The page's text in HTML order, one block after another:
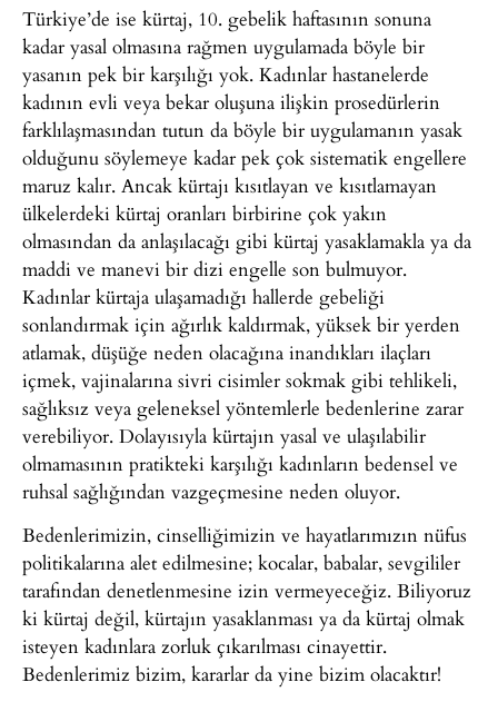
Türkiye’de ise kürtaj, 10. gebelik haftasının sonuna
kadar yasal olmasına rağmen uygulamada böyle bir
yasanın pek bir karşılığı yok. Kadınlar hastanelerde
kadının evli veya bekar oluşuna ilişkin prosedürlerin
farklılaşmasından tutun da böyle bir uygulamanın yasak
olduğunu söylemeye kadar pek çok sistematik engellere
maruz kalır. Ancak kürtajı kısıtlayan ve kısıtlamayan
ülkelerdeki kürtaj oranları birbirine çok yakın
olmasından da anlaşılacağı gibi kürtaj yasaklamakla ya da
maddi ve manevi bir dizi engelle son bulmuyor.
Kadınlar kürtaja ulaşamadığı hallerde gebeliği
sonlandırmak için ağırlık kaldırmak, yüksek bir yerden
atlamak, düşüğe neden olacağına inandıkları ilaçları
içmek, vajinalarına sivri cisimler sokmak gibi tehlikeli,
sağlıksız veya geleneksel yöntemlerle bedenlerine zarar
verebiliyor. Dolayısıyla kürtajın yasal ve ulaşılabilir
olmamasının pratikteki karşılığı kadınların bedensel ve
ruhsal sağlığından vazgeçmesine neden oluyor.
Bedenlerimizin, cinselliğimizin ve hayatlarımızın nüfus
politikalarına alet edilmesine; kocalar, babalar, sevgililer
tarafından denetlenmesine izin vermeyeceğiz. Biliyoruz
ki kürtaj değil, kürtajın yasaklanması ya da kürtaj olmak
isteyen kadınlara zorluk çıkarılması cinayettir.
Bedenlerimiz bizim, kararlar da yine bizim olacaktır!